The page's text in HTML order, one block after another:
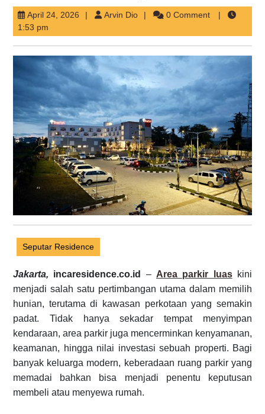
April 24, 2026 April
2026
Arvin DioArvin
0 Comment
1:53 pm
Seputar Residence
Jakarta, incaresidence.co.id – Area parkir luaskini
menjadi salah satu pertimbangan utama dalam memilih
hunian, terutama di kawasan perkotaan yang semakin
padat. Tidak hanya sekadar tempat menyimpan
kendaraan, area parkir juga mencerminkan kenyamanan,
keamanan, hingga nilai investasi sebuah properti. Bagi
banyak keluarga modern, keberadaan ruang parkir yang
memadai bahkan bisa menjadi penentu keputusan
membeli atau menyewa rumah.